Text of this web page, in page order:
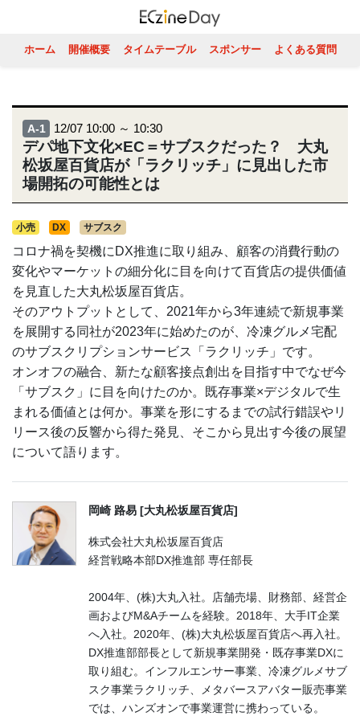
ホーム 開催概要 タイムテーブル スポンサー よくある質問
A-1 12/07 10:00 ～ 10:30
デパ地下文化×EC＝サブスクだった？ 大丸
松坂屋百貨店が「ラクリッチ」に見出した市
場開拓の可能性とは
小売 DX サブスク
コロナ禍を契機にDX推進に取り組み、顧客の消費行動の
変化やマーケットの細分化に目を向けて百貨店の提供価値
を見直した大丸松坂屋百貨店。
そのアウトプットとして、2021年から3年連続で新規事業
を展開する同社が2023年に始めたのが、冷凍グルメ宅配
のサブスクリプションサービス「ラクリッチ」です。
オンオフの融合、新たな顧客接点創出を目指す中でなぜ今
「サブスク」に目を向けたのか。既存事業×デジタルで生
まれる価値とは何か。事業を形にするまでの試行錯誤やリ
リース後の反響から得た発見、そこから見出す今後の展望
について語ります。
岡崎 路易 [大丸松坂屋百貨店]
株式会社大丸松坂屋百貨店
経営戦略本部DX推進部 専任部長
2004年、(株)大丸入社。店舗売場、財務部、経営企
画およびM&Aチームを経験。2018年、大手IT企業
へ入社。2020年、(株)大丸松坂屋百貨店へ再入社。
DX推進部部長として新規事業開発・既存事業DXに
取り組む。インフルエンサー事業、冷凍グルメサブ
スク事業ラクリッチ、メタバースアバター販売事業
では、ハンズオンで事業運営に携わっている。